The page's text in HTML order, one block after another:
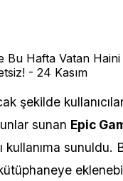
şekilde
sunan Epic
kullanıma sunuldu.